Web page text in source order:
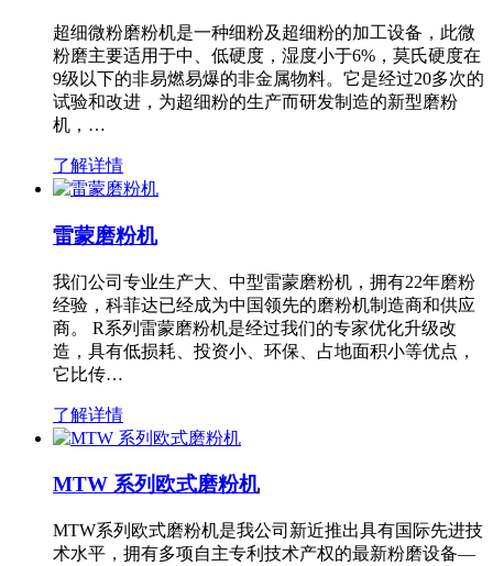
超细微粉磨粉机是一种细粉及超细粉的加工设备，此微
粉磨主要适用于中、低硬度，湿度小于6%，莫氏硬度在
9级以下的非易燃易爆的非金属物料。它是经过20多次的
试验和改进，为超细粉的生产而研发制造的新型磨粉
机，…
了解详情
雷蒙磨粉机
我们公司专业生产大、中型雷蒙磨粉机，拥有22年磨粉
经验，科菲达已经成为中国领先的磨粉机制造商和供应
商。 R系列雷蒙磨粉机是经过我们的专家优化升级改
造，具有低损耗、投资小、环保、占地面积小等优点，
它比传…
了解详情
MTW 系列欧式磨粉机
MTW系列欧式磨粉机是我公司新近推出具有国际先进技
术水平，拥有多项自主专利技术产权的最新粉磨设备—